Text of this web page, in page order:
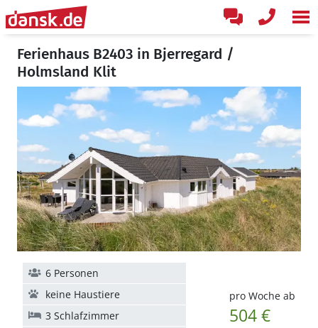
Ferienhaus B2403 in Bjerregard /
Holmsland Klit
pro Woche ab
504 €
6 Personen
keine Haustiere
3 Schlafzimmer